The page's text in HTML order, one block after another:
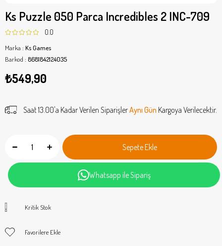
Ks Puzzle 050 Parca Incredibles 2 INC-709
0.0
Marka : Ks Games
Barkod : 8681842124035
₺549,90
Saat 13.00'a Kadar Verilen SiparişlerAynı Gün Kargoya Verilecektir.
Whatsapp ile Sipariş
Kritik Stok
Favorilere Ekle